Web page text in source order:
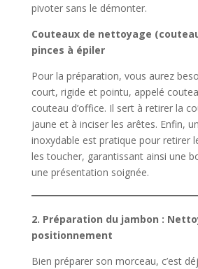
pivoter sans le démonter.
Couteaux de nettoyage
pinces à épiler
Pour la préparation, vous aurez
court, rigide et pointu, appelé
couteau d’office. Il sert à retirer la
jaune et à inciser les arêtes. Enfin,
inoxydable est pratique pour retirer
les toucher, garantissant ainsi une
une présentation soignée.
2. Préparation du jambon :
positionnement
Bien préparer son morceau, c’est